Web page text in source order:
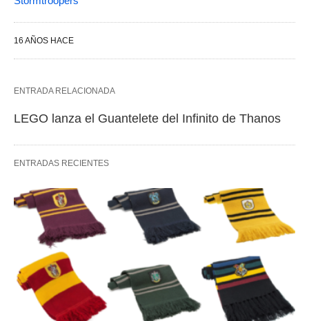
16 AÑOS HACE
ENTRADA RELACIONADA
LEGO lanza el Guantelete del Infinito de Thanos
ENTRADAS RECIENTES